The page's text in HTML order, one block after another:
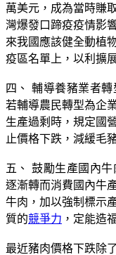
萬美元，成為當時賺
灣爆發口蹄疫疫情影
來我國應該健全動植
疫區名單上，以利擴
四、 輔導養豬業者
若輔導農民轉型為企
生產過剩時，規定國
止價格下跌，減緩毛
五、 鼓勵生產國內
逐漸轉而消費國內牛
牛肉，加以強制標示
質的競爭力 ，定能造
最近豬肉價格下跌除